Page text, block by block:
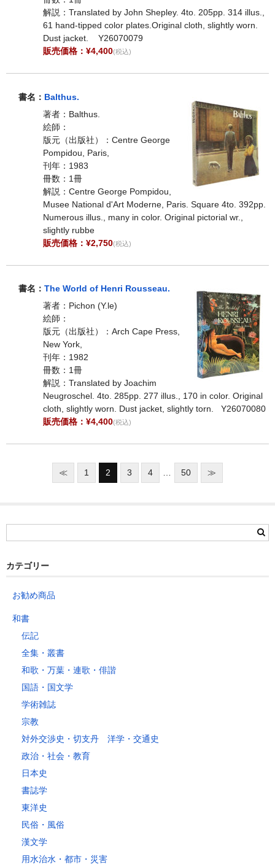
解説：Translated by John Shepley. 4to. 205pp. 314 illus.,
61 hand-tipped color plates.Original cloth, slightly worn.
Dust jacket. Y26070079
販売価格：¥4,400(税込)
書名： Balthus.
著者：Balthus.
絵師：
版元（出版社）：Centre George
Pompidou, Paris,
刊年：1983
冊数：1冊
解説：Centre George Pompidou,
Musee National d'Art Moderne, Paris. Square 4to. 392pp.
Numerous illus., many in color. Original pictorial wr.,
slightly rubbe
販売価格：¥2,750(税込)
書名： The World of Henri Rousseau.
著者：Pichon (Y.le)
絵師：
版元（出版社）：Arch Cape Press,
New York,
刊年：1982
冊数：1冊
解説：Translated by Joachim
Neugroschel. 4to. 285pp. 277 illus., 170 in color. Original
cloth, slightly worn. Dust jacket, slightly torn. Y26070080
販売価格：¥4,400(税込)
≪ 1 2 3 4 50 ≫
カテゴリー
お勧め商品
和書
伝記
全集・叢書
和歌・万葉・連歌・俳諧
国語・国文学
学術雑誌
宗教
対外交渉史・切支丹 洋学・交通史
政治・社会・教育
日本史
書誌学
東洋史
民俗・風俗
漢文学
用水治水・都市・災害